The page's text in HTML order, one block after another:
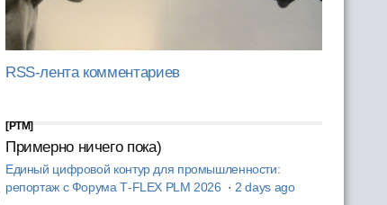
RSS-лента комментариев
[PTM]
Примерно ничего пока)
Единый цифровой контур для промышленности:
репортаж с Форума T‑FLEX PLM 2026 · 2 days ago